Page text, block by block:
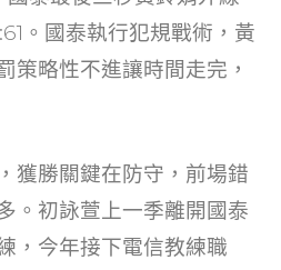
。國泰執行犯規戰術，黃
策略性不進讓時間走完，
獲勝關鍵在防守，前場錯
。初詠萱上一季離開國泰
，今年接下電信教練職